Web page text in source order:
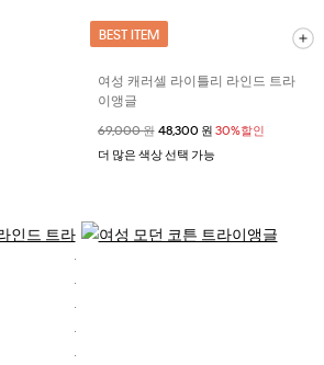
BEST ITEM
여성 캐러셀 라이틀리 라인드 트라
이앵글
할인 전 가격
69,000 원할인된 가격
48,300 원 30%할인
더 많은 색상 선택 가능